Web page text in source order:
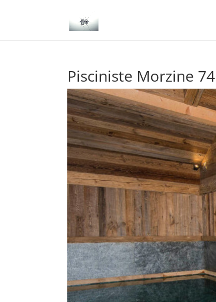
Pisciniste Morzine